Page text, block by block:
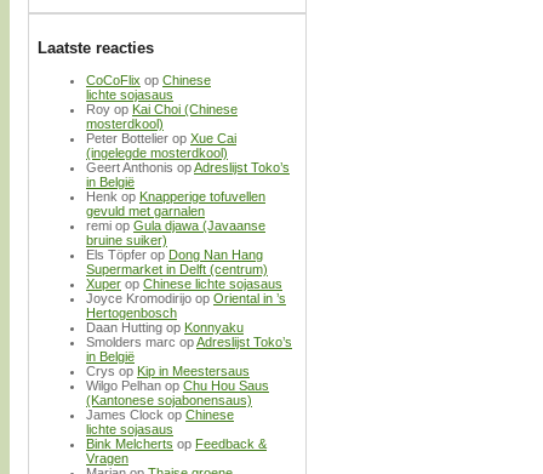
Laatste reacties
CoCoFlix op Chinese
lichte sojasaus
Roy op Kai Choi (Chinese
mosterdkool)
Peter Bottelier op Xue Cai
(ingelegde mosterdkool)
Geert Anthonis opAdreslijst Toko’s
in België
Henk op Knapperige tofuvellen
gevuld met garnalen
remi op Gula djawa (Javaanse
bruine suiker)
Els Töpfer op Dong Nan Hang
Supermarket in Delft (centrum)
Xuper op Chinese lichte sojasaus
Joyce Kromodirijo op Oriental in ’s
Hertogenbosch
Daan Hutting op Konnyaku
Smolders marc opAdreslijst Toko’s
in België
Crys op Kip in Meestersaus
Wilgo Pelhan op Chu Hou Saus
(Kantonese sojabonensaus)
James Clock op Chinese
lichte sojasaus
Bink Melcherts op Feedback &
Vragen